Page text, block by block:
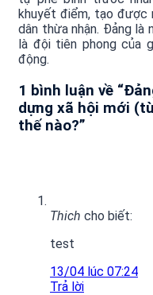
khuyết điểm, tạo được
dân thừa nhận. Đảng là
là đội tiên phong của
động.
1 bình luận về “
dựng xã hội mới
thế nào?”
Thich cho biết:
test
13/04 lúc 07:24
Trả lời